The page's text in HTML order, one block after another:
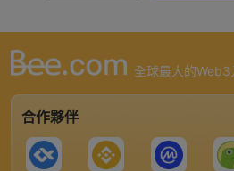
全球最大的Web3
合作夥伴